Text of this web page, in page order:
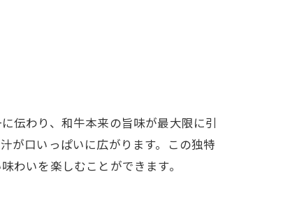
伝わり、和牛本来の旨味が最大限に引
が口いっぱいに広がります。この独特
わいを楽しむことができます。